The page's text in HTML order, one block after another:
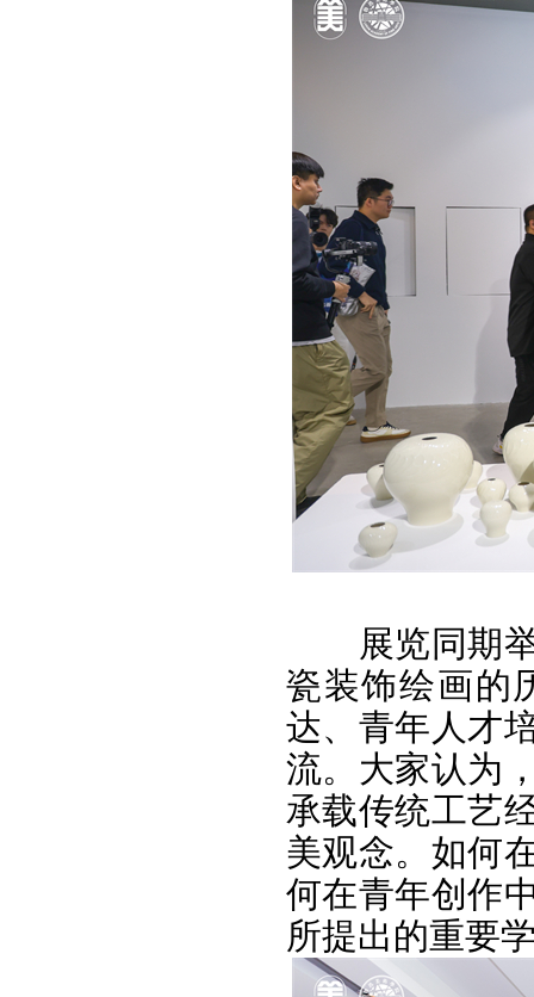
展览同期
瓷装饰绘画的
达、青年人才
流。大家认为
承载传统工艺
美观念。如何
何在青年创作
所提出的重要